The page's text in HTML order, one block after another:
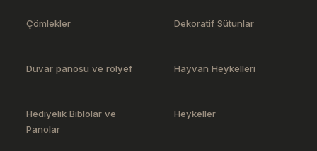
Çömlekler Dekoratif Sütunlar
Duvar panosu ve rölyef Hayvan Heykelleri
Hediyelik Biblolar ve
Panolar
Heykeller